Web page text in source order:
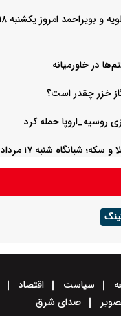
در خاورمیانه
خزر چقدر است؟
روسیه_اروپا حمله کرد
سیاست اقتصاد
صدای شرق